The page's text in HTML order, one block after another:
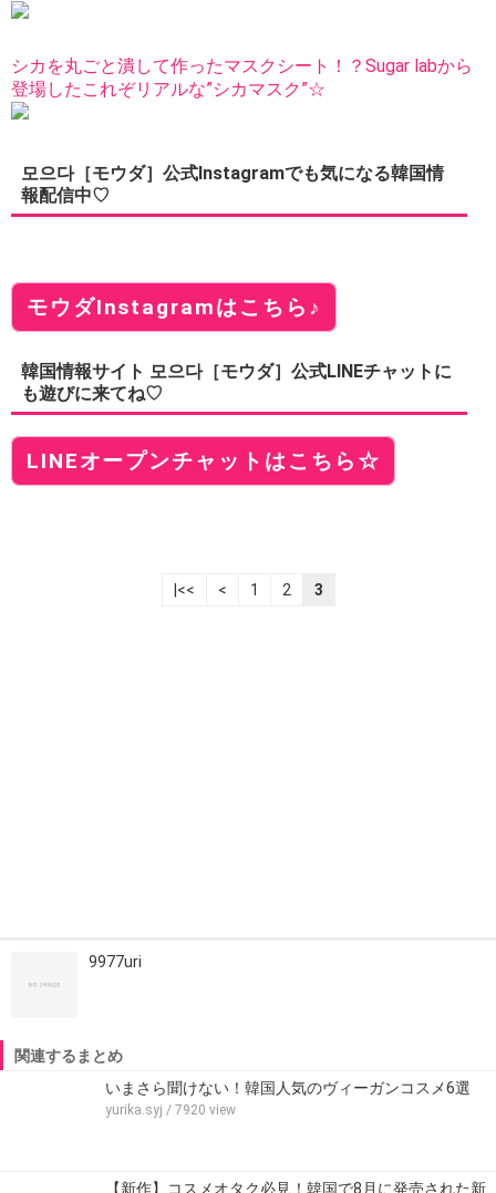
シカを丸ごと潰して作ったマスクシート！？Sugar labから
登場したこれぞリアルな”シカマスク”☆
모으다［モウダ］公式Instagramでも気になる韓国情
報配信中♡
モウダInstagramはこちら♪
韓国情報サイト 모으다［モウダ］公式LINEチャットに
も遊びに来てね♡
LINEオープンチャットはこちら☆
|<< < 1 2 3
9977uri
関連するまとめ
いまさら聞けない！韓国人気のヴィーガンコスメ6選
yurika.syj / 7920 view
【新作】コスメオタク必見！韓国で8月に発売された新